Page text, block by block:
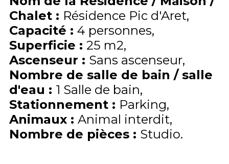
Chalet : Résidence Pic d'Aret
Capacité : 4 personnes
Superficie : 25 m2
Ascenseur : Sans ascenseur
Nombre de salle de bain / salle
d'eau : 1 Salle de bain
Stationnement : Parking
Animaux : Animal interdit
Nombre de pièces : Studio